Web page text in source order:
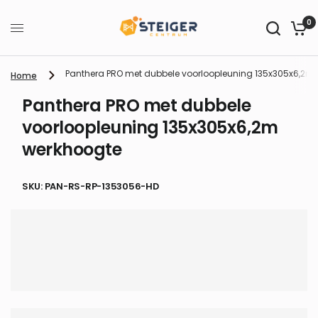
0
Home Panthera PRO met dubbele voorloopleuning
Panthera PRO met dubbele
voorloopleuning 135x305x6,2m
werkhoogte
SKU: PAN-RS-RP-1353056-HD